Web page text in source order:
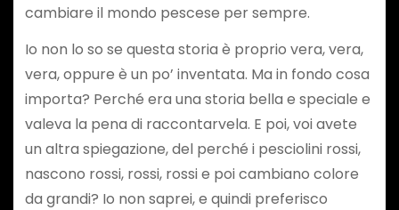
cambiare il mondo pescese per sempre.
Io non lo so se questa storia è proprio vera, vera,
vera, oppure è un po’ inventata. Ma in fondo cosa
importa? Perché era una storia bella e speciale e
valeva la pena di raccontarvela. E poi, voi avete
un altra spiegazione, del perché i pesciolini rossi,
nascono rossi, rossi, rossi e poi cambiano colore
da grandi? Io non saprei, e quindi preferisco